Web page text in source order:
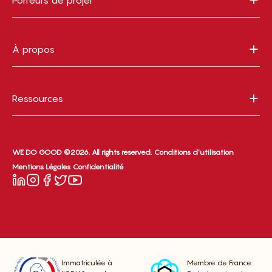
À propos
Ressources
WE DO GOOD ©2026. All rights reserved. Conditions d’utilisation
Mentions Légales Confidentialité
Immatriculée à
Membre de France